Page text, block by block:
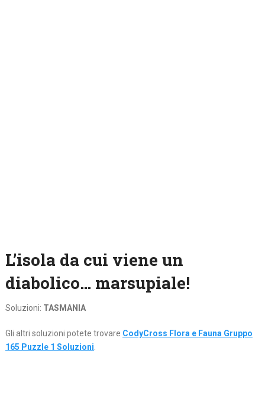
L’isola da cui viene un
diabolico… marsupiale!
Soluzioni: TASMANIA
Gli altri soluzioni potete trovare CodyCross Flora e Fauna Gruppo
165 Puzzle 1 Soluzioni.